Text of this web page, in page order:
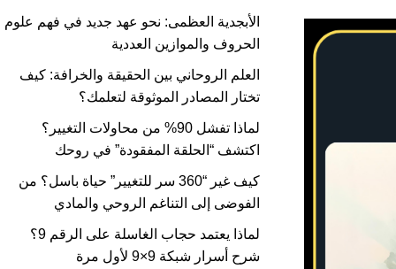
الأبجدية العظمى: نحو عهد جديد في فهم علوم
الحروف والموازين العددية
العلم الروحاني بين الحقيقة والخرافة: كيف
تختار المصادر الموثوقة لتعلمك؟
لماذا تفشل 90% من محاولات التغيير؟
اكتشف “الحلقة المفقودة” في روحك
كيف غير “360 سر للتغيير” حياة باسل؟ من
الفوضى إلى التناغم الروحي والمادي
لماذا يعتمد حجاب الغاسلة على الرقم 9؟
شرح أسرار شبكة 9×9 لأول مرة